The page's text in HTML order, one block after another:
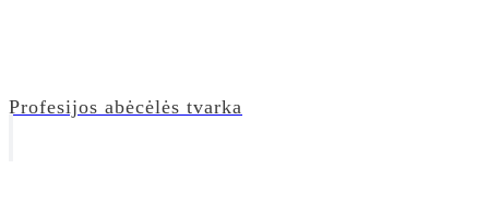
Profesijos abėcėlės tvarka